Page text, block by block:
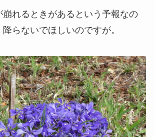
れるときがあるという予報なの
らないでほしいのですが。